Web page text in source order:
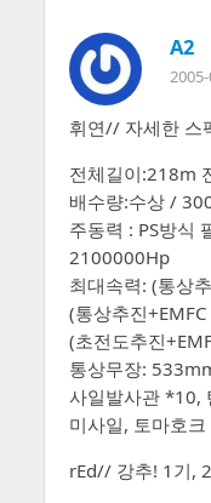
A2
휘연// 자세한 스
전체길이:218m
배수량:수상 /
주동력 : PS방식
2100000Hp
최대속력: (통상
(통상추진
(초전도추진
통상무장:
사일발사관 *10,
미사일, 토마호
rEd// 강추! 1기,